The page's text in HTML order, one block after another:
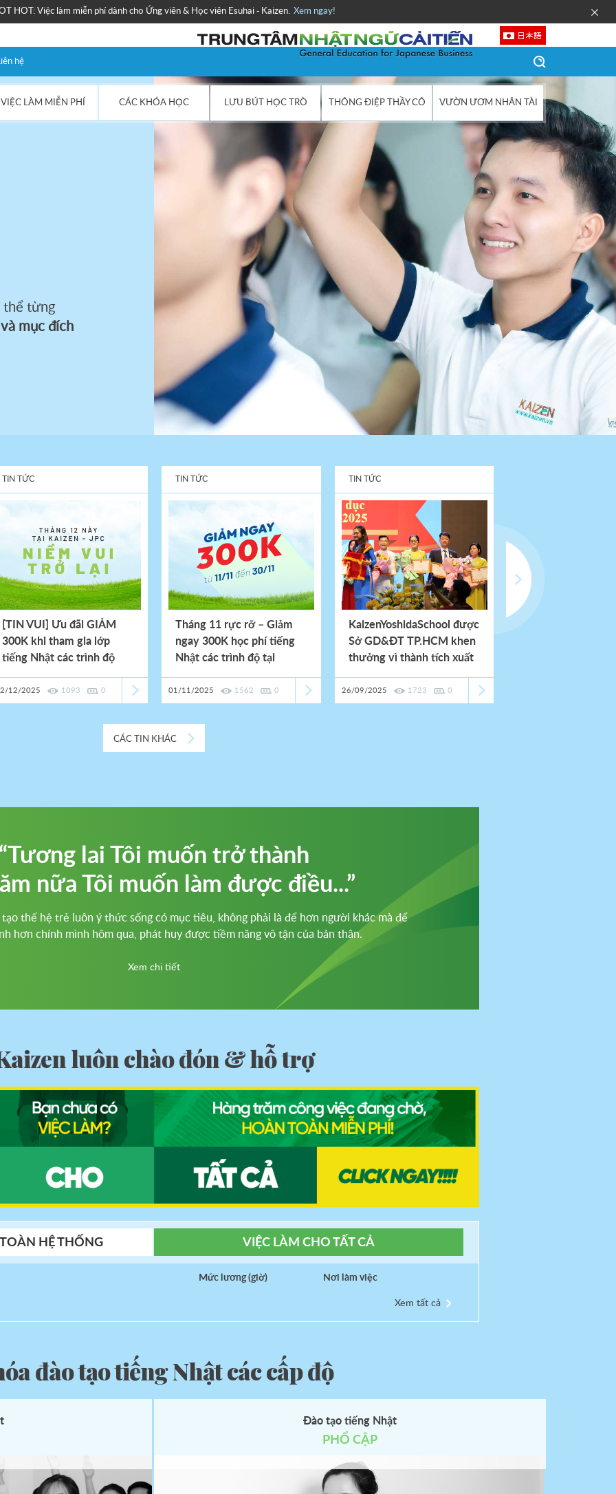
HOT: Việc làm miễn phí dành cho Ứng viên & Học viên Esuhai - Kaizen. Xem ngay!
日本語
hệ
Ohayo
gozaimasu
thể từng
mục đích
luôn
VIỆC LÀM MIỄN PHÍ CÁC KHÓA HỌC LƯU BÚT HỌC TRÒ THÔNG ĐIỆP THẦY CÔ VƯỜN ƯƠM NHÂN TÀI
TIN TỨC
[TIN VUI] Ưu đãi GIẢM
300K khi tham gia lớp
tiếng Nhật các trình độ
12/2025 1093 0
TIN TỨC
Tháng 11 rực rỡ – Giảm
ngay 300K học phí tiếng
Nhật các trình độ tại
01/11/2025 1562 0
TIN TỨC
KaizenYoshidaSchool được
Sở GD&ĐT TP.HCM khen
thưởng vì thành tích xuất
26/09/2025 1723 0
CÁC TIN KHÁC
“Tương lai Tôi muốn trở thành
nữa Tôi muốn làm được điều...”
thế hệ trẻ luôn ý thức sống có mục tiêu, không phải là để hơn người khác mà để
hơn chính mình hôm qua, phát huy được tiềm năng vô tận của bản thân.
Xem chi tiết
luôn chào đón & hỗ trợ
HỆ THỐNG VIỆC LÀM CHO TẤT CẢ
Mức lương (giờ) Nơi làm việc
Xem tất cả
đào tạo tiếng Nhật các cấp độ
Đào tạo tiếng Nhật
PHỔ CẬP